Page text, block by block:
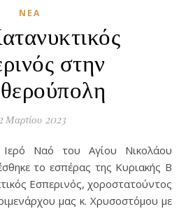
ΝΈΑ
στην
Μαρτίου 2023
το εσπέρας της Κυριακής Β΄
Εσπερινός, χοροστατούντος
μας κ. Χρυσοστόμου με